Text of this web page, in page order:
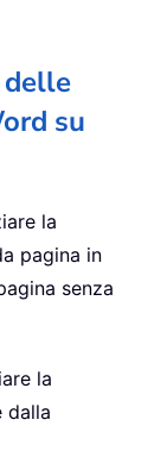
delle
su
la
pagina in
senza
la
dalla